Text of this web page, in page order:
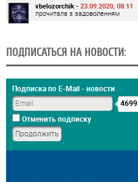
vbelozorchik - 23.09.2020, 08:11
прочитала з задоволенням
ПОДПИСАТЬСЯ НА НОВОСТИ:
Подписка по E-Mail - новости
4699
Отменить подписку